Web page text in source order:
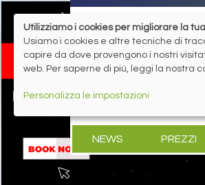
NEWS PREZZI
Utilizziamo i cookies per migliorare la
Usiamo i cookies e altre tecniche di
capire da dove provengono i nostri
web. Per saperne di più, leggi la nostra
Personalizza le impostazioni